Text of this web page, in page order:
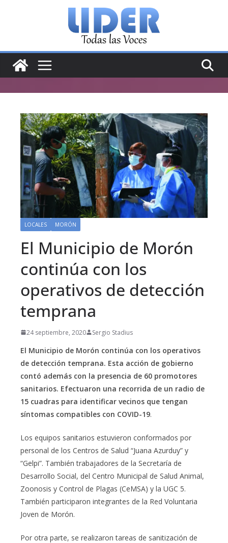
LOCALES MORÓN
El Municipio de Morón
continúa con los
operativos de detección
temprana
24 septiembre, 2020 Sergio Stadius
El Municipio de Morón continúa con los operativos
de detección temprana. Esta acción de gobierno
contó además con la presencia de 60 promotores
sanitarios. Efectuaron una recorrida de un radio de
15 cuadras para identificar vecinos que tengan
síntomas compatibles con COVID-19.
Los equipos sanitarios estuvieron conformados por
personal de los Centros de Salud “Juana Azurduy” y
“Gelpi”. También trabajadores de la Secretaría de
Desarrollo Social, del Centro Municipal de Salud Animal,
Zoonosis y Control de Plagas (CeMSA) y la UGC 5.
También participaron integrantes de la Red Voluntaria
Joven de Morón.
Por otra parte, se realizaron tareas de sanitización de